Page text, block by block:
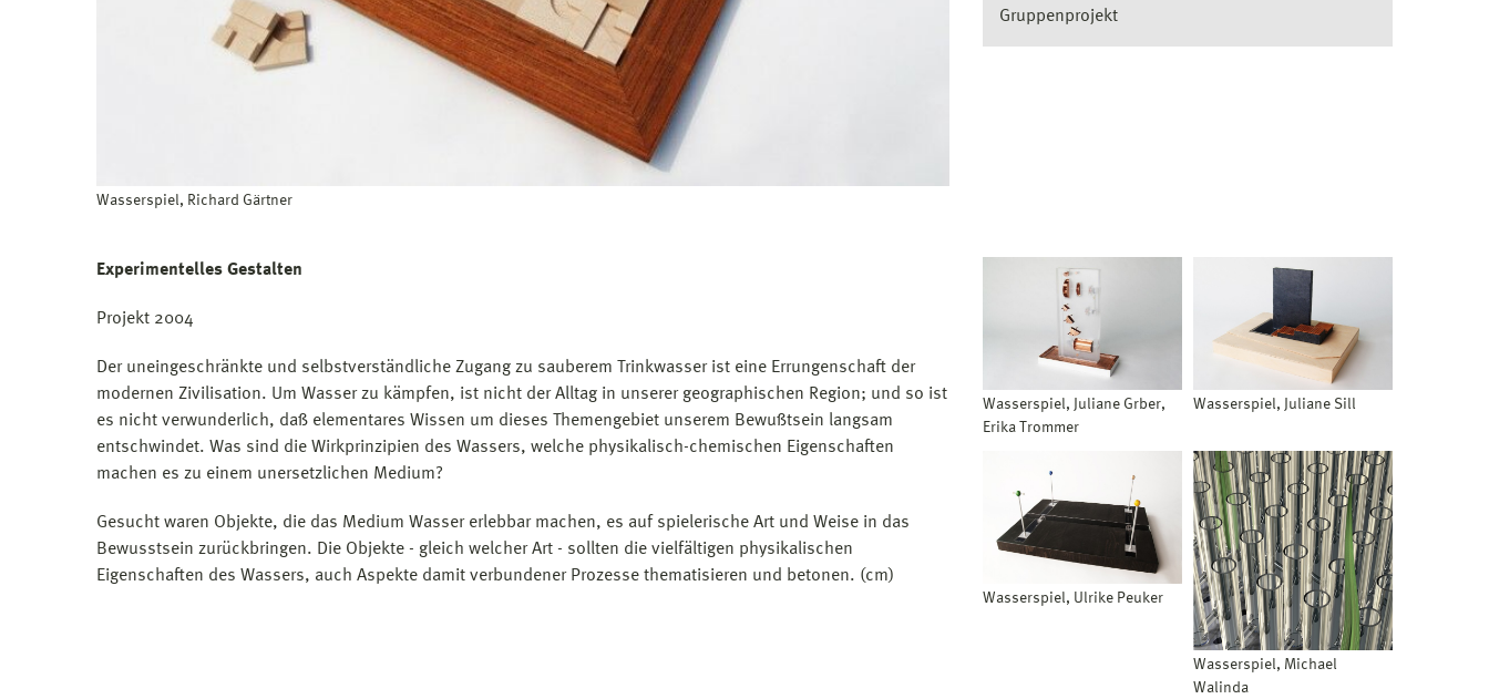
Wasserspiel, Richard Gärtner
Gruppenprojekt
Experimentelles Gestalten
Projekt 2004
Der uneingeschränkte und selbstverständliche Zugang zu sauberem Trinkwasser ist eine Errungenschaft der
modernen Zivilisation. Um Wasser zu kämpfen, ist nicht der Alltag in unserer geographischen Region; und so ist
es nicht verwunderlich, daß elementares Wissen um dieses Themengebiet unserem Bewußtsein langsam
entschwindet. Was sind die Wirkprinzipien des Wassers, welche physikalisch-chemischen Eigenschaften
machen es zu einem unersetzlichen Medium?
Gesucht waren Objekte, die das Medium Wasser erlebbar machen, es auf spielerische Art und Weise in das
Bewusstsein zurückbringen. Die Objekte - gleich welcher Art - sollten die vielfältigen physikalischen
Eigenschaften des Wassers, auch Aspekte damit verbundener Prozesse thematisieren und betonen. (cm)
Wasserspiel, Juliane Grber,
Erika Trommer
Wasserspiel, Juliane Sill
Wasserspiel, Ulrike Peuker
Wasserspiel, Michael
Walinda